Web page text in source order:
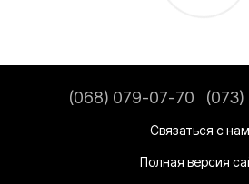
(068) 079-07-70
Связаться с
Полная версия